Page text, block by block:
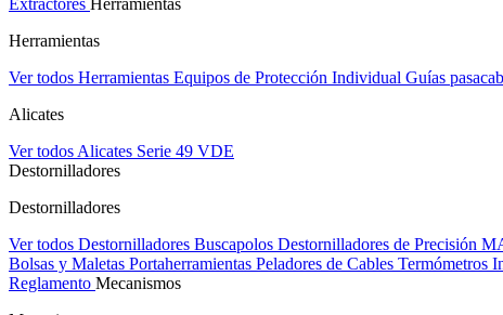
Extractores Herramientas
Herramientas
Ver todos Herramientas Equipos de Protección Individual Guías
Alicates
Ver todos Alicates Serie 49 VDE
Destornilladores
Destornilladores
Ver todos Destornilladores Buscapolos Destornilladores de Precisión
Bolsas y Maletas Portaherramientas Peladores de Cables Termómetros
Reglamento Mecanismos